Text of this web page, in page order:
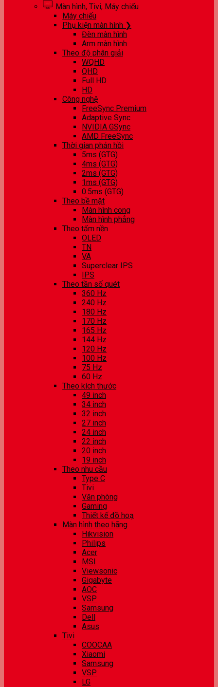
Màn hình, Tivi, Máy chiếu
Máy chiếu
Phụ kiện màn hình ❯
Đèn màn hình
Arm màn hình
Theo độ phân giải
WQHD
QHD
Full HD
HD
Công nghệ
FreeSync Premium
Adaptive Sync
NVIDIA GSync
AMD FreeSync
Thời gian phản hồi
5ms (GTG)
4ms (GTG)
2ms (GTG)
1ms (GTG)
0.5ms (GTG)
Theo bề mặt
Màn hình cong
Màn hình phẳng
Theo tấm nền
OLED
TN
VA
Superclear IPS
IPS
Theo tần số quét
360 Hz
240 Hz
180 Hz
170 Hz
165 Hz
144 Hz
120 Hz
100 Hz
75 Hz
60 Hz
Theo kích thước
49 inch
34 inch
32 inch
27 inch
24 inch
22 inch
20 inch
19 inch
Theo nhu cầu
Type C
Tivi
Văn phòng
Gaming
Thiết kế đồ hoạ
Màn hình theo hãng
Hikvision
Philips
Acer
MSI
Viewsonic
Gigabyte
AOC
VSP
Samsung
Dell
Asus
Tivi
COOCAA
Xiaomi
Samsung
VSP
LG